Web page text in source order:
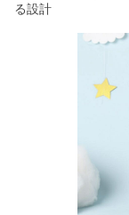
る設計